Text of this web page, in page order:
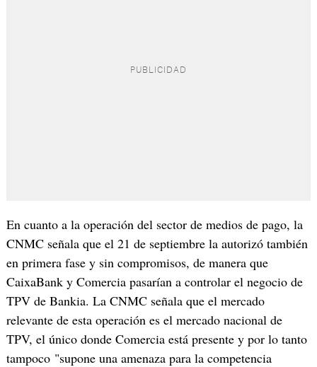
En cuanto a la operación del sector de medios de pago, la
CNMC señala que el 21 de septiembre la autorizó también
en primera fase y sin compromisos, de manera que
CaixaBank y Comercia pasarían a controlar el negocio de
TPV de Bankia. La CNMC señala que el mercado
relevante de esta operación es el mercado nacional de
TPV, el único donde Comercia está presente y por lo tanto
tampoco "supone una amenaza para la competencia